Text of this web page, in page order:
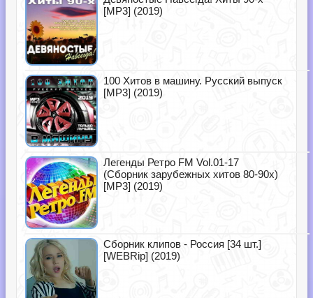
[MP3] (2019)
100 Хитов в машину. Русский выпуск
[MP3] (2019)
Легенды Ретро FM Vol.01-17
(Сборник зарубежных хитов 80-90х)
[MP3] (2019)
Сборник клипов - Россия [34 шт.]
[WEBRip] (2019)